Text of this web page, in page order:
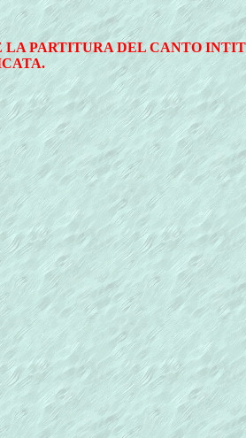
LA PARTITURA DEL CANTO